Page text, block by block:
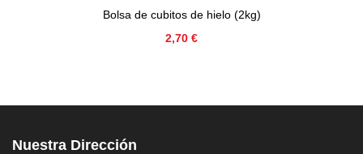
Bolsa de cubitos de hielo (2kg)
Precio
2,70 €
Nuestra Dirección